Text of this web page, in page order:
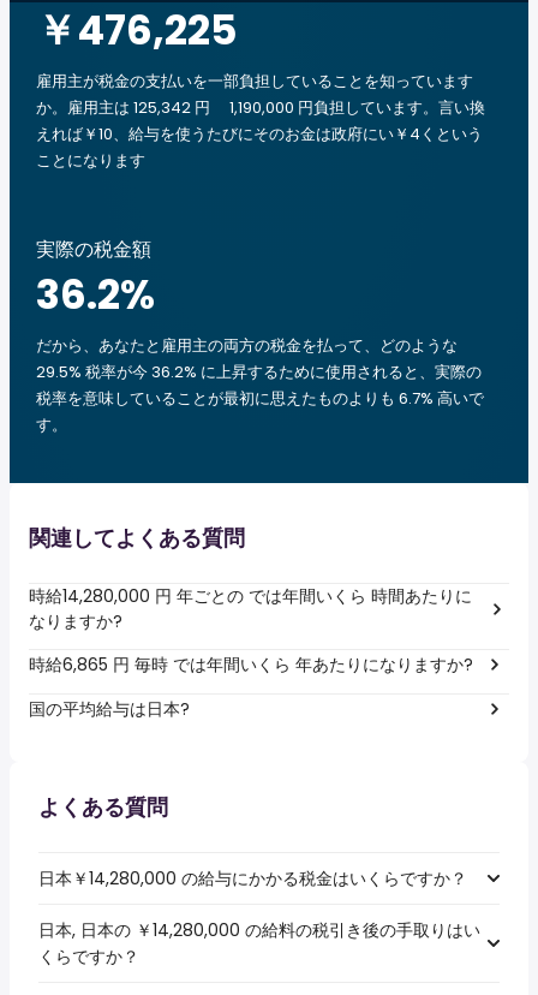
￥476,225
雇用主が税金の支払いを一部負担していることを知っています
か。雇用主は 125,342 円 1,190,000 円負担しています。言い換
えれば￥10、給与を使うたびにそのお金は政府にい￥4くという
ことになります
実際の税金額
36.2%
だから、あなたと雇用主の両方の税金を払って、どのような
29.5% 税率が今 36.2% に上昇するために使用されると、実際の
税率を意味していることが最初に思えたものよりも 6.7% 高いで
す。
関連してよくある質問
時給14,280,000 円 年ごとの では年間いくら 時間あたりに
なりますか?
時給6,865 円 毎時 では年間いくら 年あたりになりますか?
国の平均給与は日本?
よくある質問
日本￥14,280,000 の給与にかかる税金はいくらですか？
日本, 日本の ￥14,280,000 の給料の税引き後の手取りはい
くらですか？